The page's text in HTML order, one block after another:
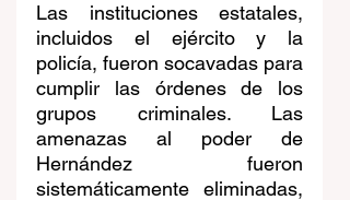
Las instituciones estatales,
incluidos el ejército y la
policía, fueron socavadas para
cumplir las órdenes de los
grupos criminales. Las
amenazas al poder de
Hernández fueron
sistemáticamente eliminadas,